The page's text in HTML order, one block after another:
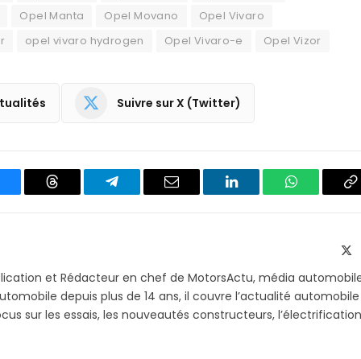
Opel Manta
Opel Movano
Opel Vivaro
opel vivaro hydrogen Opel Vivaro-e Opel Vizor
Suivre sur X (Twitter)
Threads
Partager
Email LinkedIn WhatsApp
et Rédacteur en chef de MotorsActu, média
depuis plus de 14 ans, il couvre l’actualité automobile
sur les essais, les nouveautés constructeurs,